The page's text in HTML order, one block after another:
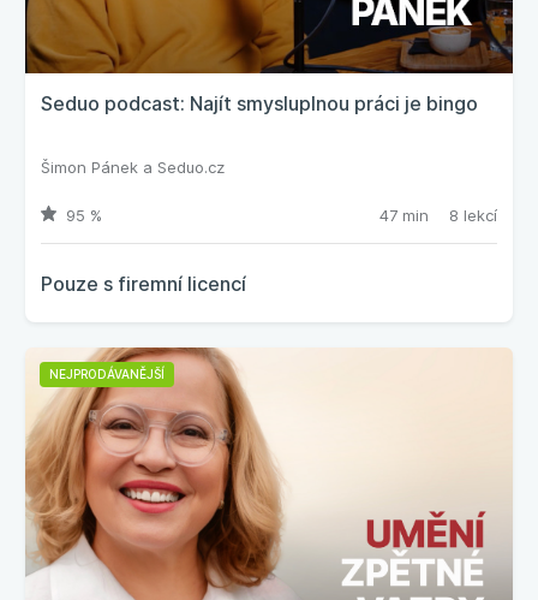
Seduo podcast: Najít smysluplnou práci je bingo
Šimon Pánek a Seduo.cz
95 % 47 min 8 lekcí
Pouze s firemní licencí
NEJPRODÁVANĚJŠÍ